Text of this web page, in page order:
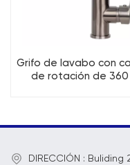
Grifo de lavabo con
de rotación de 360
DIRECCIÓN :